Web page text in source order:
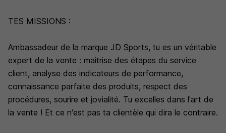
TES MISSIONS :
Ambassadeur de la marque JD Sports, tu es un véritable
expert de la vente : maitrise des étapes du service
client, analyse des indicateurs de performance,
connaissance parfaite des produits, respect des
procédures, sourire et jovialité. Tu excelles dans l'art de
la vente ! Et ce n'est pas ta clientèle qui dira le contraire.